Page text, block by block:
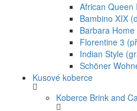
African
Bambino XIX
Barbara
Florentine 3
Indian Style
Schöner
Kusové koberce
Koberce Brink and